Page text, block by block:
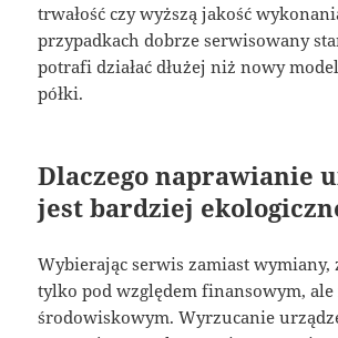
trwałość czy wyższą jakość
przypadkach dobrze serwisowany
potrafi działać dłużej niż nowy
półki.
Dlaczego naprawianie
jest bardziej
Wybierając serwis zamiast wymiany,
tylko pod względem finansowym,
środowiskowym. Wyrzucanie